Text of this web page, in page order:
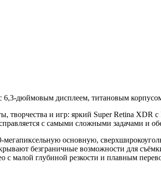
дюймовым дисплеем, титановым
творчества и игр: яркий Super Retina XDR
с самыми сложными задачами и
мегапиксельную основную,
безграничные возможности для
с малой глубиной резкости и плавным